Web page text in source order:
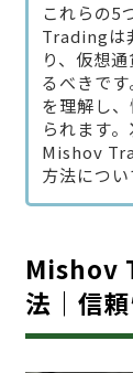
これらの5
Tradingは
り、仮想
るべきで
を理解し
られます
Mishov
方法につい
Mishov
法｜信